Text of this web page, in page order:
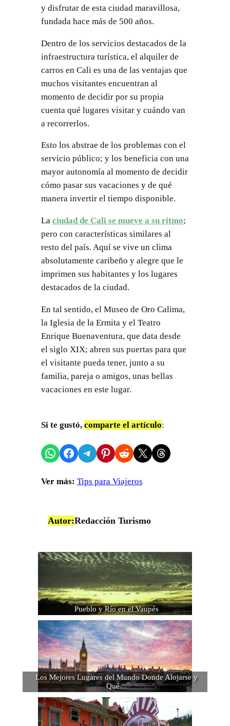
y disfrutar de esta ciudad maravillosa,
fundada hace más de 500 años.
Dentro de los servicios destacados de la
infraestructura turística, el alquiler de
carros en Cali es una de las ventajas que
muchos visitantes encuentran al
momento de decidir por su propia
cuenta qué lugares visitar y cuándo van
a recorrerlos.
Esto los abstrae de los problemas con el
servicio público; y los beneficia con una
mayor autonomía al momento de decidir
cómo pasar sus vacaciones y de qué
manera invertir el tiempo disponible.
La ciudad de Cali se mueve a su ritmo;
pero con características similares al
resto del país. Aquí se vive un clima
absolutamente caribeño y alegre que le
imprimen sus habitantes y los lugares
destacados de la ciudad.
En tal sentido, el Museo de Oro Calima,
la Iglesia de la Ermita y el Teatro
Enrique Buenaventura, que data desde
el siglo XIX; abren sus puertas para que
el visitante pueda tener, junto a su
familia, pareja o amigos, unas bellas
vacaciones en este lugar.
Si te gustó, comparte el artículo:
Compartir en WhatsApp
Compartir en Facebook
Compartir en Telegram
Compartir en Pinterest
Compartir en Reddit
Compartir en X Share on Threads
Ver más: Tips para Viajeros
Autor:Redacción Turismo
Pueblo y Río en el Vaupés
Los Mejores Lugares del Mundo Donde Alojarse y
Qué…